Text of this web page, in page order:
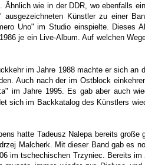
wie in der DDR, wo ebenfalls
Künstler zu einer
Uno" im Studio einspielte. Dieses
je ein Live-Album. Auf welchen
im Jahre 1988 machte er sich
Auch nach der im Ostblock
" im Jahre 1995.
Es gab aber auch
sich im Backkatalog des Künstlers
hatte Tadeusz Nalepa bereits
Malcherk. Mit dieser Band gab es
im tschechischen Trzyniec. Bereits